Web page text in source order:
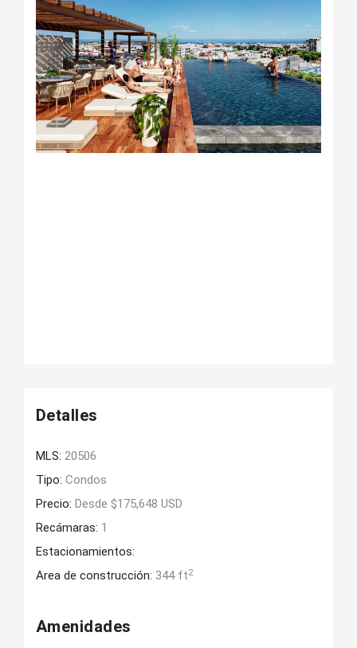
Detalles
MLS: 20506
Tipo: Condos
Precio: Desde $175,648 USD
Recámaras: 1
Estacionamientos:
Area de construcción: 344 ft2
Amenidades